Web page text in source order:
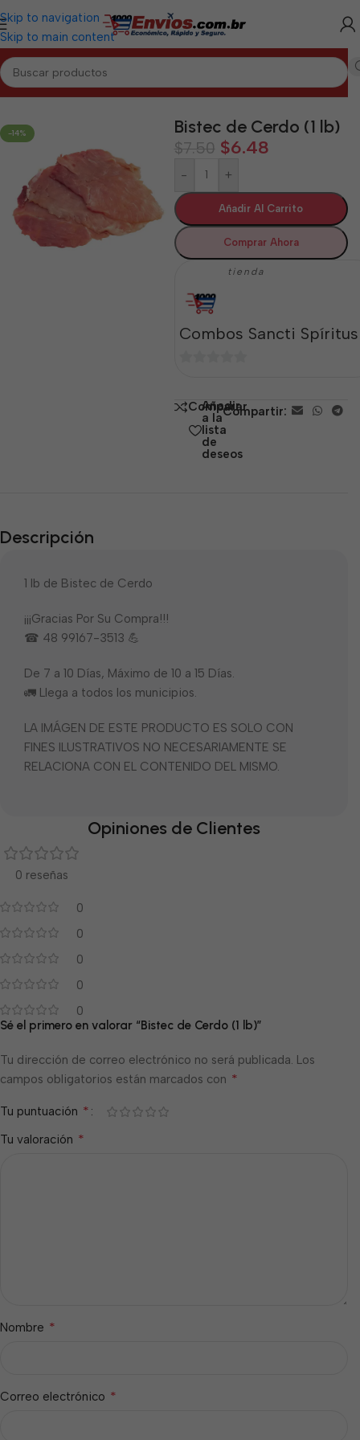
Skip to navigation
Skip to main content
Inicio/SANCTI SPÍRITUS/Cárnicos Sancti Spíritus
-14% Bistec de Cerdo (1 lb)
$7.50 $6.48
- +
Añadir Al Carrito
Comprar Ahora
tienda
Combos Sancti Spíritus
5 Comparar
Añadir
a la
lista
de
deseos
Compartir:
Descripción
1 lb de Bistec de Cerdo
¡¡¡Gracias Por Su Compra!!!
☎ 48 99167-3513 💪
De 7 a 10 Días, Máximo de 10 a 15 Días.
🚛 Llega a todos los municipios.
LA IMÁGEN DE ESTE PRODUCTO ES SOLO CON
FINES ILUSTRATIVOS NO NECESARIAMENTE SE
RELACIONA CON EL CONTENIDO DEL MISMO.
Opiniones de Clientes
0 reseñas
0
0
0
0
0
Sé el primero en valorar “Bistec de Cerdo (1 lb)”
Tu dirección de correo electrónico no será publicada. Los
campos obligatorios están marcados con *
Tu puntuación *
Tu valoración *
Nombre *
Correo electrónico *